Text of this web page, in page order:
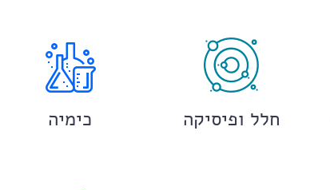
חלל ופיסיקה כימיה